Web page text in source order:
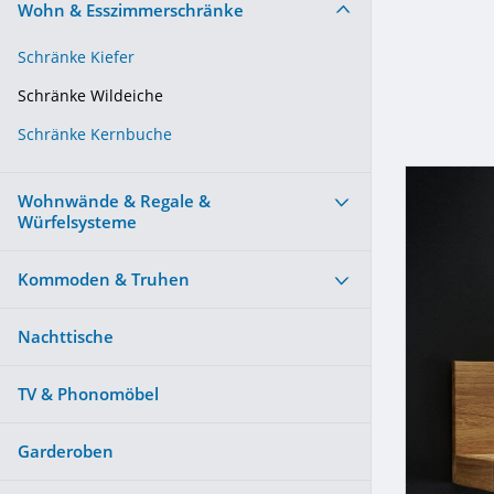
Wohn & Esszimmerschränke
Schränke Kiefer
Schränke Wildeiche
Schränke Kernbuche
Wohnwände & Regale &
Würfelsysteme
Kommoden & Truhen
Nachttische
TV & Phonomöbel
Garderoben